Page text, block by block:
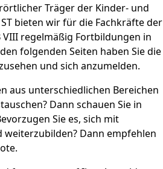
Träger der Kinder- und
bieten wir für die Fachkräfte der
VIII regelmäßig Fortbildungen in
folgenden Seiten haben Sie die
und sich anzumelden.
aus unterschiedlichen Bereichen
Dann schauen Sie in
Sie es, sich mit
Dann empfehlen